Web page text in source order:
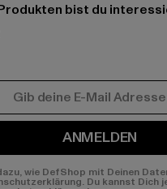
bist du
ANMELDEN
wie DefShop mit Deinen
Du kannst